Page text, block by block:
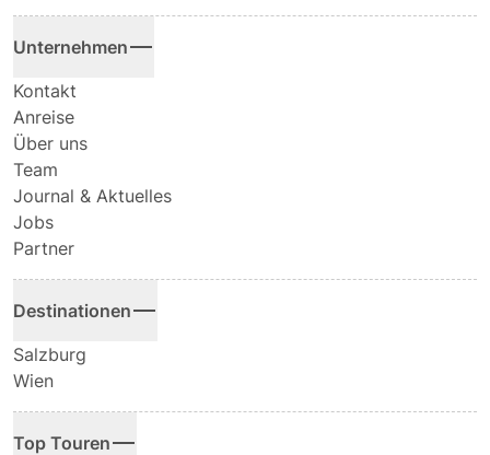
Unternehmen
Kontakt
Anreise
Über uns
Team
Journal & Aktuelles
Jobs
Partner
Destinationen
Salzburg
Wien
Top Touren